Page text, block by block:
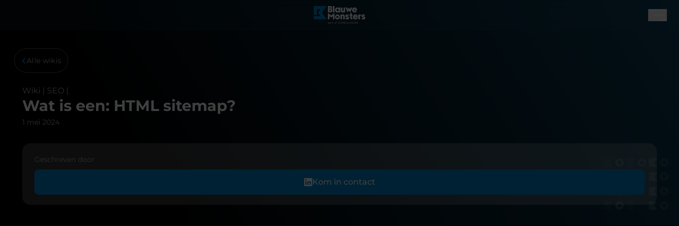
Alle wikis
Wiki | SEO |
Wat is een: HTML sitemap?
1 mei 2024
Geschreven door
Kom in contact